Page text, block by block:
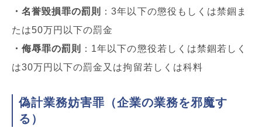
・名誉毀損罪の罰則
：3年以下の懲役もしくは禁錮ま
たは50万円以下の罰金
・侮辱罪の罰則
：1年以下の懲役若しくは禁錮若しく
は30万円以下の罰金又は拘留若しくは科料
偽計業務妨害罪（企業の業務を邪魔す
る）